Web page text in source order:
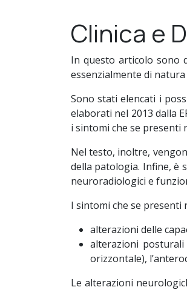
Clinica e
In questo articolo sono
essenzialmente di natura
Sono stati elencati i
elaborati nel 2013 dalla
i sintomi che se presenti
Nel testo, inoltre,
della patologia. Infine, è
neuroradiologici e
I sintomi che se
alterazioni delle
alterazioni
orizzontale),
Le alterazioni